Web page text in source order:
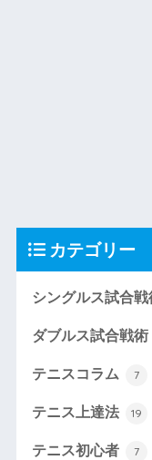
カテゴリー
シングルス試合戦
ダブルス試合戦術
テニスコラム 7
テニス上達法 19
テニス初心者 7